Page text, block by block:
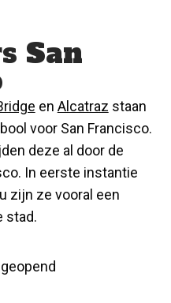
San
en Alcatraz staan
voor San Francisco.
deze al door de
In eerste instantie
zijn ze vooral een
stad.